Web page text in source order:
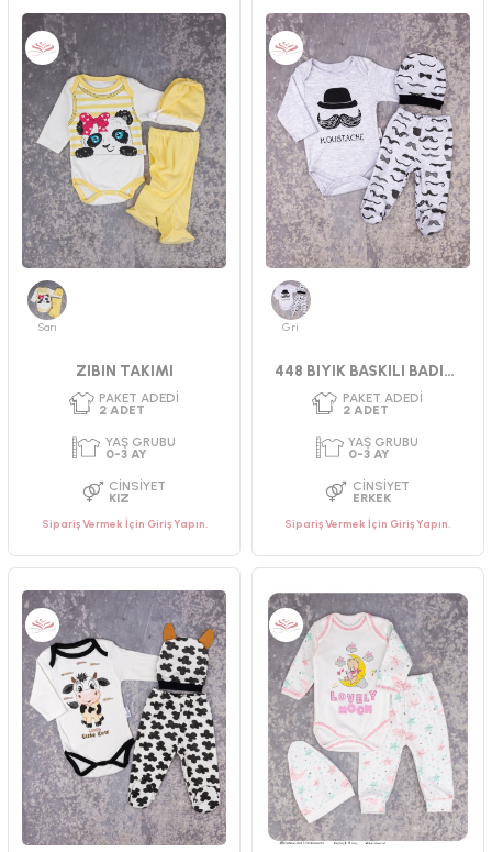
PAKET ADEDI
CINSIYET
PAKET ADEDI
CINSIYET
Sarı
ZIBIN TAKIMI
Sipariş Vermek İçin Giriş Yapın.
Gri
448 BIYIK BASKILI BADILI TAKIM
Sipariş Vermek İçin Giriş Yapın.